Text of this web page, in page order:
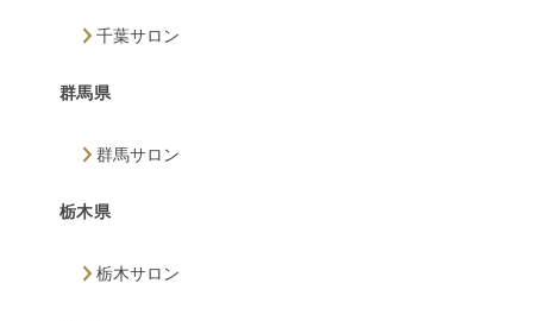
千葉サロン
群馬県
群馬サロン
栃木県
栃木サロン